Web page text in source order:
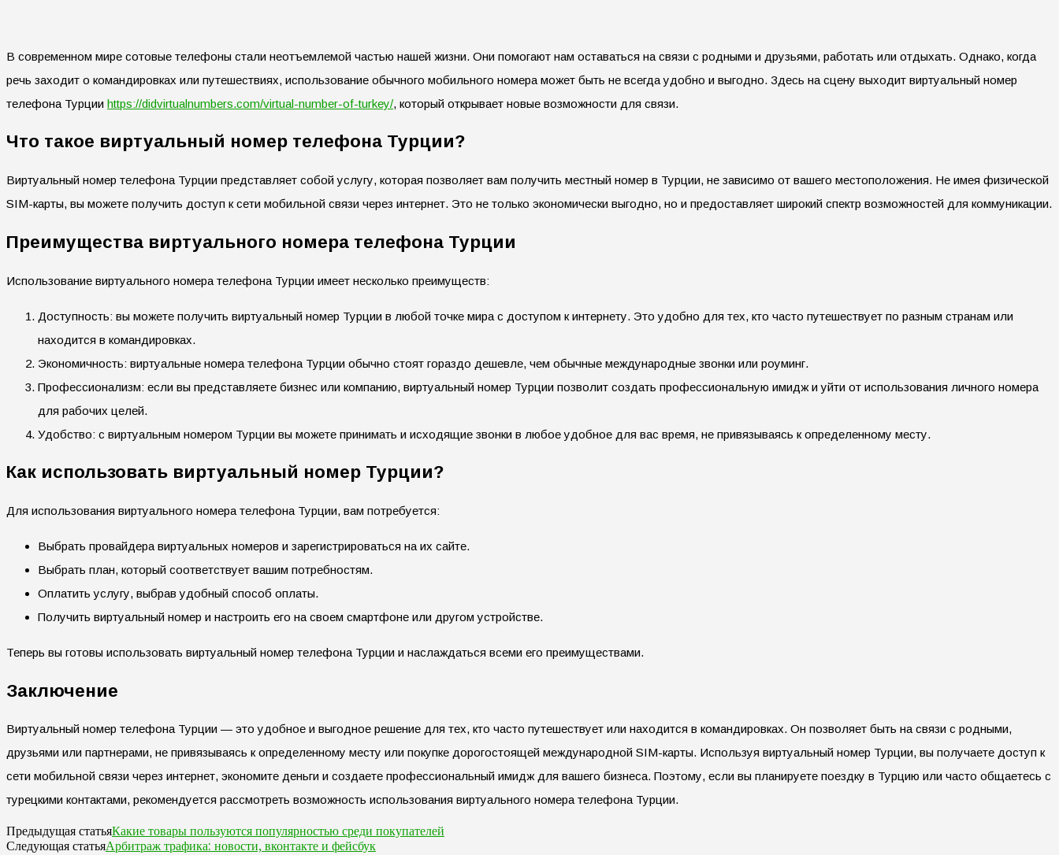
В современном мире сотовые телефоны стали неотъемлемой частью нашей жизни. Они помогают нам оставаться на связи с родными и друзьями, работать или отдыхать. Однако, когда
речь заходит о командировках или путешествиях, использование обычного мобильного номера может быть не всегда удобно и выгодно. Здесь на сцену выходит виртуальный номер
телефона Турции https://didvirtualnumbers.com/virtual-number-of-turkey/, который открывает новые возможности для связи.
Что такое виртуальный номер телефона Турции?
Виртуальный номер телефона Турции представляет собой услугу, которая позволяет вам получить местный номер в Турции, не зависимо от вашего местоположения. Не имея физической
SIM-карты, вы можете получить доступ к сети мобильной связи через интернет. Это не только экономически выгодно, но и предоставляет широкий спектр возможностей для коммуникации.
Преимущества виртуального номера телефона Турции
Использование виртуального номера телефона Турции имеет несколько преимуществ:
Доступность: вы можете получить виртуальный номер Турции в любой точке мира с доступом к интернету. Это удобно для тех, кто часто путешествует по разным странам или
находится в командировках.
Экономичность: виртуальные номера телефона Турции обычно стоят гораздо дешевле, чем обычные международные звонки или роуминг.
Профессионализм: если вы представляете бизнес или компанию, виртуальный номер Турции позволит создать профессиональную имидж и уйти от использования личного номера
для рабочих целей.
Удобство: с виртуальным номером Турции вы можете принимать и исходящие звонки в любое удобное для вас время, не привязываясь к определенному месту.
Как использовать виртуальный номер Турции?
Для использования виртуального номера телефона Турции, вам потребуется:
Выбрать провайдера виртуальных номеров и зарегистрироваться на их сайте.
Выбрать план, который соответствует вашим потребностям.
Оплатить услугу, выбрав удобный способ оплаты.
Получить виртуальный номер и настроить его на своем смартфоне или другом устройстве.
Теперь вы готовы использовать виртуальный номер телефона Турции и наслаждаться всеми его преимуществами.
Заключение
Виртуальный номер телефона Турции — это удобное и выгодное решение для тех, кто часто путешествует или находится в командировках. Он позволяет быть на связи с родными,
друзьями или партнерами, не привязываясь к определенному месту или покупке дорогостоящей международной SIM-карты. Используя виртуальный номер Турции, вы получаете доступ к
сети мобильной связи через интернет, экономите деньги и создаете профессиональный имидж для вашего бизнеса. Поэтому, если вы планируете поездку в Турцию или часто общаетесь с
турецкими контактами, рекомендуется рассмотреть возможность использования виртуального номера телефона Турции.
Предыдущая статьяКакие товары пользуются популярностью среди покупателей
Следующая статьяАрбитраж трафика: новости, вконтакте и фейсбук